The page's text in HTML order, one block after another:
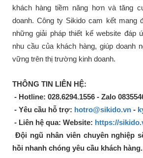
khách hàng tiềm năng hơn và tăng
doanh. Công ty Sikido cam kết mang
những giải pháp thiết kế website đáp
nhu cầu của khách hàng, giúp doanh
vững trên thị trường kinh doanh.
THÔNG TIN LIÊN HỆ:
- Hotline: 028.6294.1556 - Zalo
- Yêu cầu hỗ trợ: hotro@sikido.vn -
- Liên hệ qua: Website: https://
Đội ngũ nhân viên chuyên nghiệp
hồi nhanh chóng yêu cầu khách hàng.